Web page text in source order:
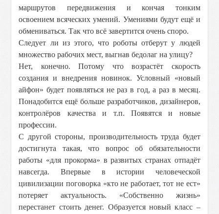
маршрутов передвижения и кончая тонким
освоением всяческих умений. Умениями будут ещё и
обмениваться. Так что всё завертится очень споро.
Следует ли из этого, что роботы отберут у людей
множество рабочих мест, выгнав бедолаг на улицу?
Нет, конечно. Потому что возрастёт скорость
создания и внедрения новинок. Условный «новый
айфон» будет появляться не раз в год, а раз в месяц.
Понадобится ещё больше разработчиков, дизайнеров,
контролёров качества и т.п. Появятся и новые
профессии.
С другой стороны, производительность труда будет
достигнута такая, что вопрос об обязательности
работы «для прокорма» в развитых странах отпадёт
навсегда. Впервые в истории человеческой
цивилизации поговорка «кто не работает, тот не ест»
потеряет актуальность. «Собственно жизнь»
перестанет стоить денег. Образуется новый класс –